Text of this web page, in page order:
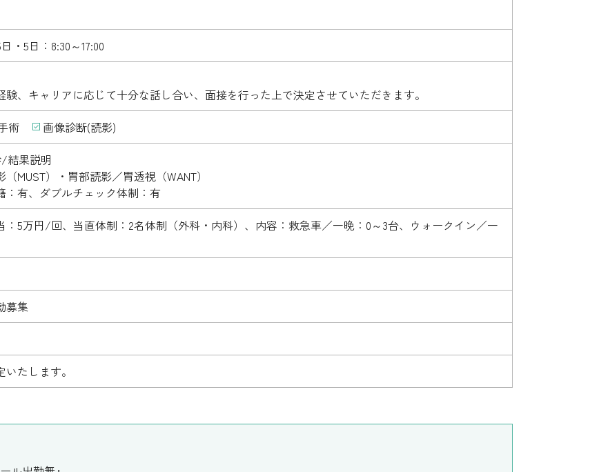
・5日：8:30～17:00
、キャリアに応じて十分な話し合い、面接を行った上で決定させていただきます。
術
画像診断(読影)
/結果説明
MUST）・胃部読影／胃透視（WANT）
：有、ダブルチェック体制：有
：5万円/回、当直体制：2名体制（外科・内科）、内容：救急車／一晩：0～3台、ウォークイン／一
募集
たします。